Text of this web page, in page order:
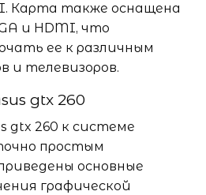
Карта также оснащена
и HDMI, что
ее к различным
и телевизоров.
gtx 260
gtx 260 к системе
простым
основные
графической